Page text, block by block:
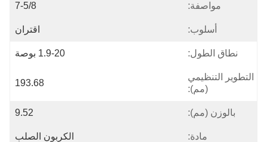
مواصفة: 7-5/8
أسلوب: اقتران
نطاق الطول: 1.9-20 بوصة
التطوير التنظيمي
(مم):
193.68
بالوزن (مم): 9.52
مادة: الكربون الصلب